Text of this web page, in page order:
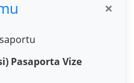
×
Pasaporta Vize